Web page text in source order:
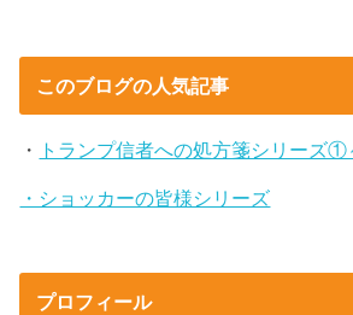
このブログの人気記事
・ トランプ信者への処方箋シリーズ
・ショッカーの皆様シリーズ
プロフィール